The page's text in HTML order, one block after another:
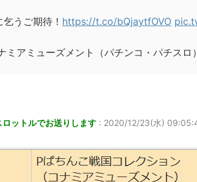
うご期待！ https://t.co/bQjaytfOVO
アミューズメント（パチンコ・パチスロ
ロットルでお送りします : 2020/12/23(水)